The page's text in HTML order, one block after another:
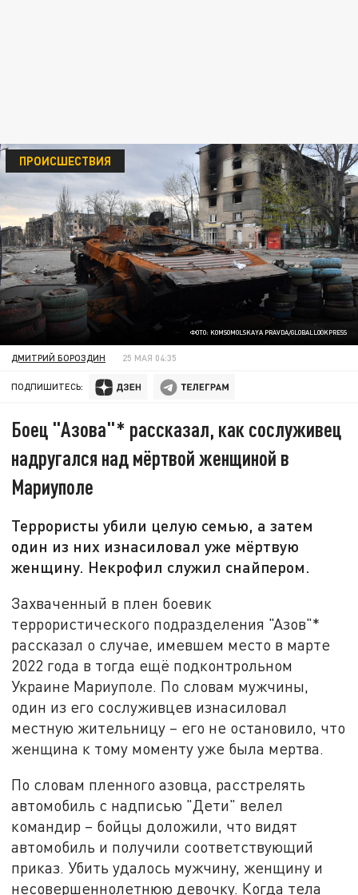
ФОТО: KOMSOMOLSKAYA PRAVDA/GLOBALLOOKPRESS
ПРОИСШЕСТВИЯ
ДМИТРИЙ БОРОЗДИН 25 МАЯ 04:35
ПОДПИШИТЕСЬ:
Боец "Азова"* рассказал, как сослуживец
надругался над мёртвой женщиной в
Мариуполе
Террористы убили целую семью, а затем
один из них изнасиловал уже мёртвую
женщину. Некрофил служил снайпером.
Захваченный в плен боевик
террористического подразделения "Азов"*
рассказал о случае, имевшем место в марте
2022 года в тогда ещё подконтрольном
Украине Мариуполе. По словам мужчины,
один из его сослуживцев изнасиловал
местную жительницу – его не остановило, что
женщина к тому моменту уже была мертва.
По словам пленного азовца, расстрелять
автомобиль с надписью "Дети" велел
командир – бойцы доложили, что видят
автомобиль и получили соответствующий
приказ. Убить удалось мужчину, женщину и
несовершеннолетнюю девочку. Когда тела